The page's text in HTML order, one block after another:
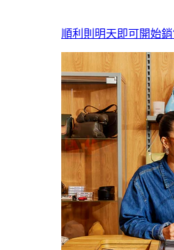
順利則明天即可開始銷